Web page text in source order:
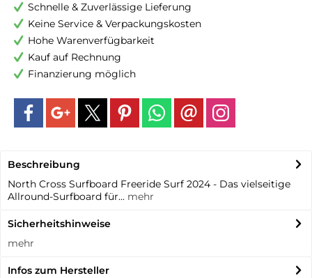
Schnelle & Zuverlässige Lieferung
Keine Service & Verpackungskosten
Hohe Warenverfügbarkeit
Kauf auf Rechnung
Finanzierung möglich
Beschreibung
North Cross Surfboard Freeride Surf 2024 - Das vielseitige
Allround-Surfboard für... mehr
Sicherheitshinweise
mehr
Infos zum Hersteller